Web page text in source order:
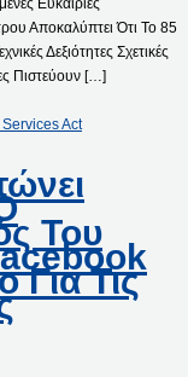
Ευκαιρίες
Αποκαλύπτει Ότι Το 85
Δεξιότητες Σχετικές
Πιστεύουν […]
Του
Για Τις